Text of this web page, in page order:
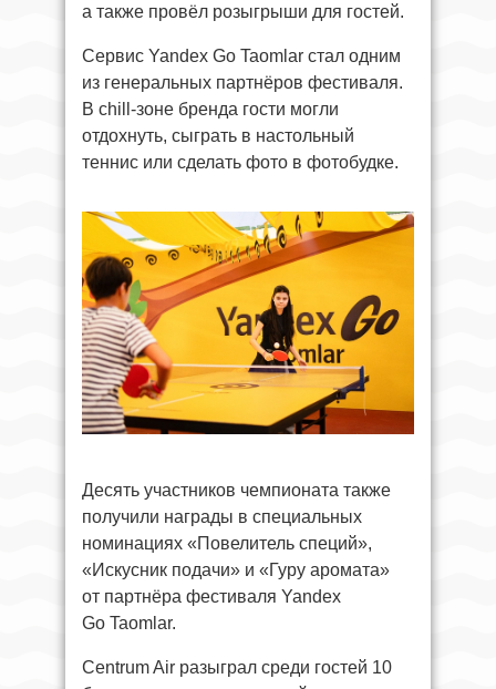
а также провёл розыгрыши для гостей.
Сервис Yandex Go Taomlar стал одним
из генеральных партнёров фестиваля.
В chill-зоне бренда гости могли
отдохнуть, сыграть в настольный
теннис или сделать фото в фотобудке.
Десять участников чемпионата также
получили награды в специальных
номинациях «Повелитель специй»,
«Искусник подачи» и «Гуру аромата»
от партнёра фестиваля Yandex
Go Taomlar.
Centrum Air разыграл среди гостей 10